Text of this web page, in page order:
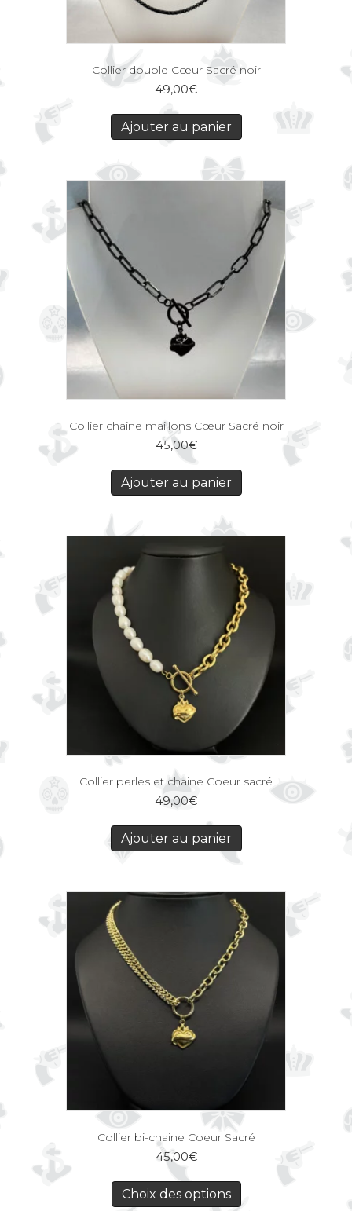
Collier double Cœur Sacré noir
49,00€
Ajouter au panier
Collier chaine maillons Cœur Sacré noir
45,00€
Ajouter au panier
Collier perles et chaine Coeur sacré
49,00€
Ajouter au panier
Collier bi-chaine Coeur Sacré
45,00€
Choix des options